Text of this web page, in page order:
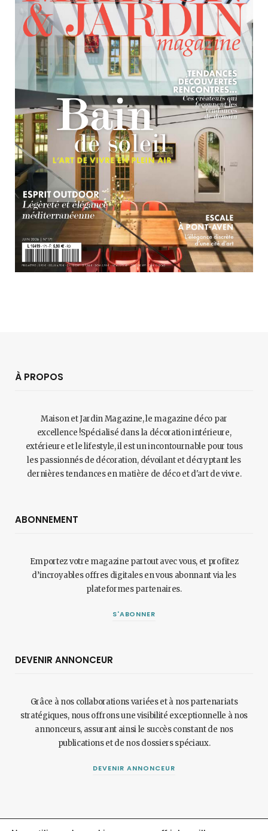
À PROPOS
Maison et Jardin Magazine, le magazine déco par
excellence !Spécialisé dans la décoration intérieure,
extérieure et le lifestyle, il est un incontournable pour tous
les passionnés de décoration, dévoilant et décryptant les
dernières tendances en matière de déco et d'art de vivre.
ABONNEMENT
Emportez votre magazine partout avec vous, et profitez
d’incroyables offres digitales en vous abonnant via les
plateformes partenaires.
S'ABONNER
DEVENIR ANNONCEUR
Grâce à nos collaborations variées et à nos partenariats
stratégiques, nous offrons une visibilité exceptionnelle à nos
annonceurs, assurant ainsi le succès constant de nos
publications et de nos dossiers spéciaux.
DEVENIR ANNONCEUR